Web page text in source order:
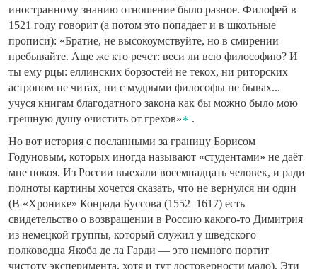
иностранному знанию отношение было разное. Филофей в
1521 году говорит (а потом это попадает и в школьные
прописи): «Братие, не высокоумствуйте, но в смирении
пребывайте. Аще же кто речет: веси ли всю философию? И
ты ему рцы: еллинских борзостей не текох, ни риторских
астроном не читах, ни с мудрыми философы не бывах...
учуся книгам благодатного закона как бы можно было мою
грешную душу очистить от грехов»
.
Но вот история с посланными за границу Борисом
Годуновым, которых иногда называют «студентами» не даёт
мне покоя. Из России выехали восемнадцать человек, и ради
полноты картины хочется сказать, что не вернулся ни один
(В «Хронике» Конрада Буссова (1552–1617) есть
свидетельство о возвращении в Россию какого-то Димитрия
из немецкой группы, который служил у шведского
полководца Якоба де ла Гарди — это немного портит
чистоту эксперимента, хотя и тут достоверности мало). Эти